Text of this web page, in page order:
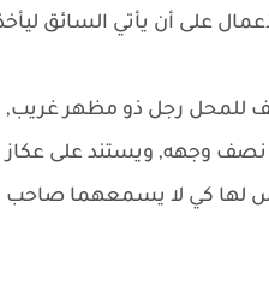
على أن يأتي السائق
للمحل رجل ذو مظهر
نصف وجهه, ويستند على
لها كي لا يسمعهما صاحب